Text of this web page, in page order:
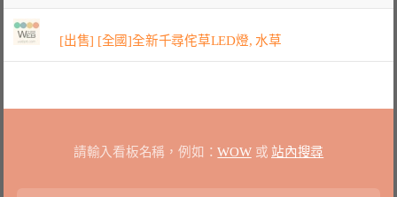
[出售] [全國]全新千尋侘草LED燈, 水草
請輸入看板名稱，例如：WOW或 站內搜尋